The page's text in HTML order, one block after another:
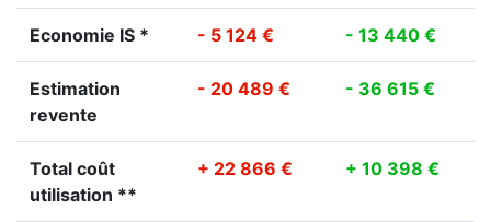
Economie IS * - 5 124 € - 13 440 €
Estimation
revente
- 20 489 € - 36 615 €
Total coût
utilisation **
+ 22 866 € + 10 398 €